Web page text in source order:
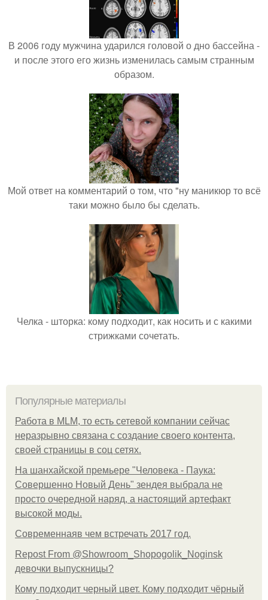
В 2006 году мужчина ударился головой о дно бассейна -
и после этого его жизнь изменилась самым странным
образом.
Мой ответ на комментарий о том, что "ну маникюр то всё
таки можно было бы сделать.
Челка - шторка: кому подходит, как носить и с какими
стрижками сочетать.
Популярные материалы
Работа в MLM, то есть сетевой компании сейчас
неразрывно связана с создание своего контента,
своей страницы в соц сетях.
На шанхайской премьере "Человека - Паука:
Совершенно Новый День" зендея выбрала не
просто очередной наряд, а настоящий артефакт
высокой моды.
Современнаяв чем встречать 2017 год.
Repost From @Showroom_Shopogolik_Noginsk
девочки выпускницы?
Кому подходит черный цвет. Кому подходит чёрный